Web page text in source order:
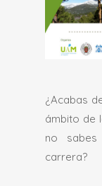
¿Acabas
ámbito de
no sabes
carrera?